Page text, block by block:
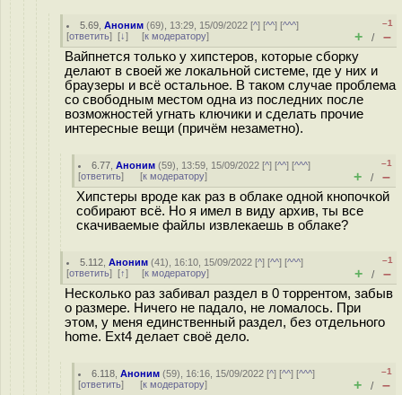
5.69 ,Аноним (69), 13:29, 15/09/2022 [^] [^^] [^^^]
[ответить] [↓] [к модератору]
–1
+ / –
Вайпнется только у хипстеров, которые сборку
делают в своей же локальной системе, где у них и
браузеры и всё остальное. В таком случае проблема
со свободным местом одна из последних после
возможностей угнать ключики и сделать прочие
интересные вещи (причём незаметно).
6.77 ,Аноним (59), 13:59, 15/09/2022 [^] [^^] [^^^]
[ответить] [к модератору]
–1
+ / –
Хипстеры вроде как раз в облаке одной кнопочкой
собирают всё. Но я имел в виду архив, ты все
скачиваемые файлы извлекаешь в облаке?
5.112 ,Аноним (41), 16:10, 15/09/2022 [^] [^^] [^^^]
[ответить] [↑] [к модератору]
–1
+ / –
Несколько раз забивал раздел в 0 торрентом, забыв
о размере. Ничего не падало, не ломалось. При
этом, у меня единственный раздел, без отдельного
home. Ext4 делает своё дело.
6.118 ,Аноним (59), 16:16, 15/09/2022 [^] [^^] [^^^]
[ответить] [к модератору]
–1
+ / –